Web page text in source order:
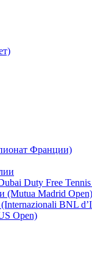
Франции)
Duty Free Tennis
(Mutua Madrid Open)
BNL
Open)